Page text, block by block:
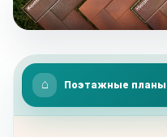
Поэтажные планы